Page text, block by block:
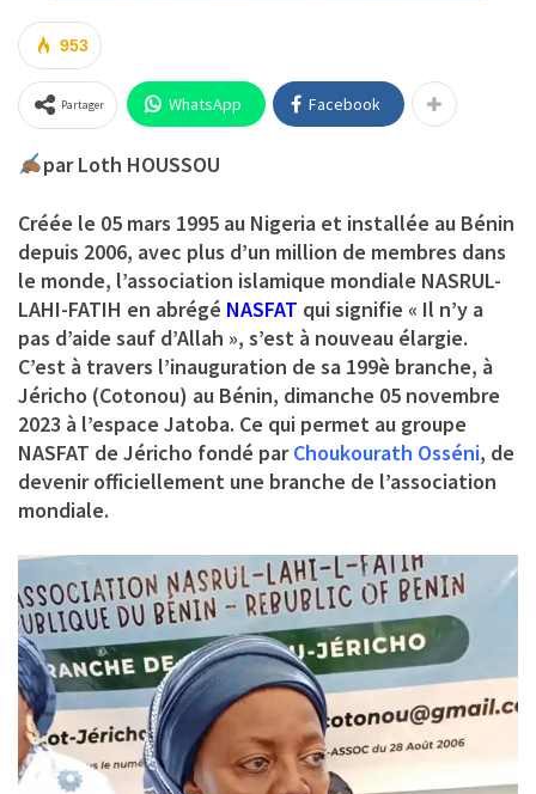
953
Partager WhatsApp Facebook
par Loth HOUSSOU
Créée le 05 mars 1995 au Nigeria et installée au Bénin
depuis 2006, avec plus d’un million de membres dans
le monde, l’association islamique mondiale NASRUL-
LAHI-FATIH en abrégé NASFAT qui signifie « Il n’y a
pas d’aide sauf d’Allah », s’est à nouveau élargie.
C’est à travers l’inauguration de sa 199è branche, à
Jéricho (Cotonou) au Bénin, dimanche 05 novembre
2023 à l’espace Jatoba. Ce qui permet au groupe
NASFAT de Jéricho fondé parChoukourath Osséni, de
devenir officiellement une branche de l’association
mondiale.